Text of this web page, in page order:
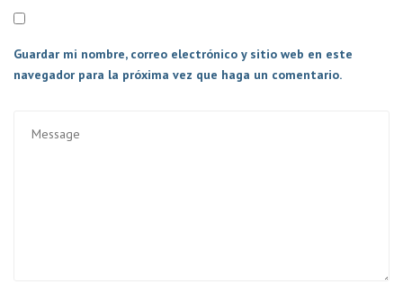
Guardar mi nombre, correo electrónico y sitio web en este
navegador para la próxima vez que haga un comentario.